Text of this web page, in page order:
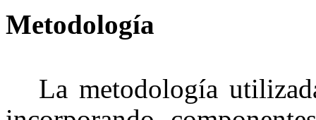
Metodología
La metodología